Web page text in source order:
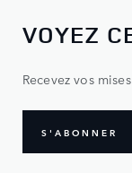
VOYEZ
Recevez vos
S'ABONNER